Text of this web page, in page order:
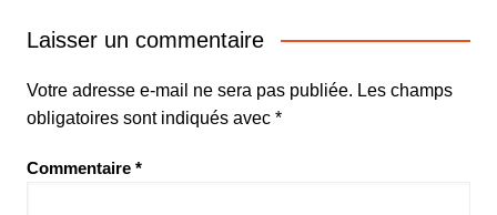
Laisser un commentaire
Votre adresse e-mail ne sera pas publiée. Les champs
obligatoires sont indiqués avec *
Commentaire *